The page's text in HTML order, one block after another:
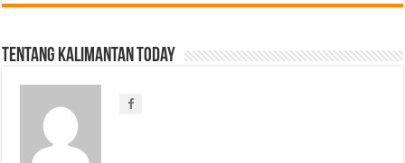
Tentang Kalimantan Today